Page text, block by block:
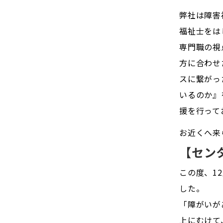
弊社は障
福祉士を
専門職の
方に合わ
スに繋が
いるのか
援を行って
お近くへ
【セ
この度、
した。
「障がい
上にむけ